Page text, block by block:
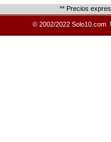
** Precios
© 2002/2022 Solo10.com